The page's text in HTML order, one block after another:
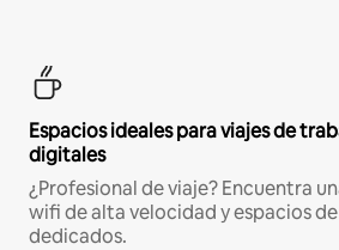
Espacios ideales para viajes de
digitales
¿Profesional de viaje? Encuentra
wifi de alta velocidad y espacios
dedicados.